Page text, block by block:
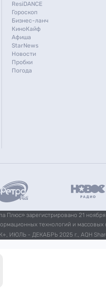
ResiDANCE
Гороскоп
Бизнес-ланч
КиноКайф
Афиша
StarNews
Новости
Пробки
Погода
Плюс» зарегистрировано 21
технологий и
ИЮЛЬ - ДЕКАБРЬ 2025 г., AQH